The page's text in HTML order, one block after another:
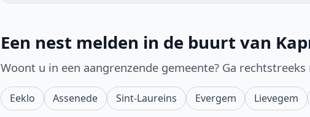
Een nest melden in de buurt van
Woont u in een aangrenzende gemeente? Ga
Eeklo Assenede Sint-Laureins Evergem Lievegem